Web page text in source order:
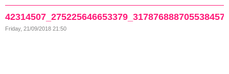
Friday, 21/09/2018 21:50